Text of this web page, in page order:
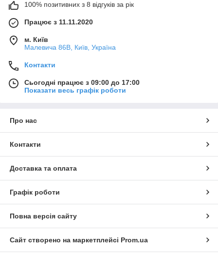
100% позитивних з 8 відгуків за рік
Працює з 11.11.2020
м. Київ
Малевича 86В, Київ, Україна
Контакти
Сьогодні працює з 09:00 до 17:00
Показати весь графік роботи
Про нас
Контакти
Доставка та оплата
Графік роботи
Повна версія сайту
Сайт створено на маркетплейсі Prom.ua